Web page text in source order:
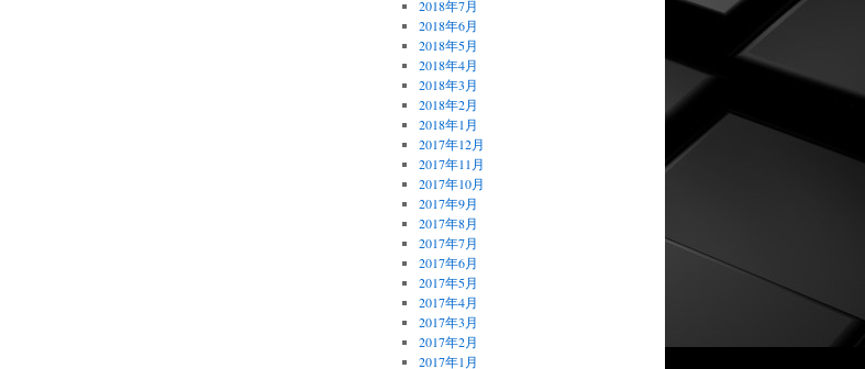
2018年7月
2018年6月
2018年5月
2018年4月
2018年3月
2018年2月
2018年1月
2017年12月
2017年11月
2017年10月
2017年9月
2017年8月
2017年7月
2017年6月
2017年5月
2017年4月
2017年3月
2017年2月
2017年1月